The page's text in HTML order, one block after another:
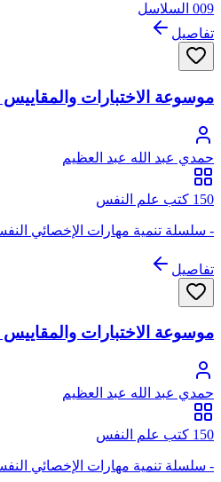
009 السلاسل
تفاصيل
موسوعة الاختبارات والمقاييس 2
حمدي عبد الله عبد العظيم
150 كتب علم النفس
- سلسلة تنمية مهارات الإخصائي
تفاصيل
موسوعة الاختبارات والمقاييس 1
حمدي عبد الله عبد العظيم
150 كتب علم النفس
- سلسلة تنمية مهارات الإخصائي